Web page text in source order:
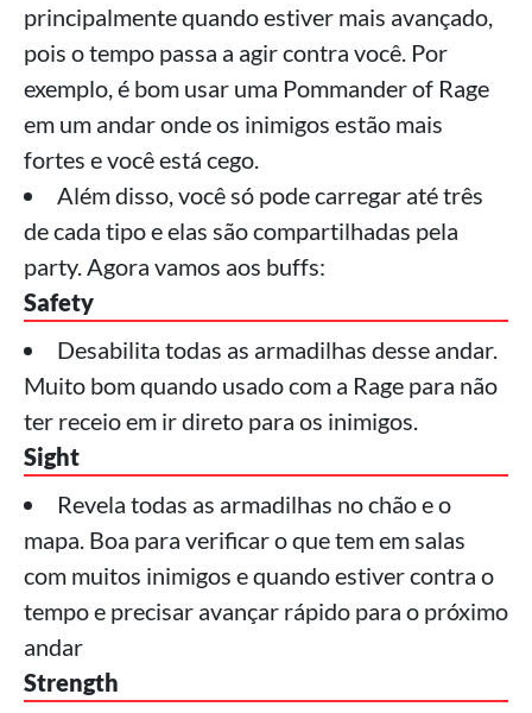
principalmente quando estiver mais avançado,
pois o tempo passa a agir contra você. Por
exemplo, é bom usar uma Pommander of Rage
em um andar onde os inimigos estão mais
fortes e você está cego.
Além disso, você só pode carregar até três
de cada tipo e elas são compartilhadas pela
party. Agora vamos aos buffs:
Safety
Desabilita todas as armadilhas desse andar.
Muito bom quando usado com a Rage para não
ter receio em ir direto para os inimigos.
Sight
Revela todas as armadilhas no chão e o
mapa. Boa para verificar o que tem em salas
com muitos inimigos e quando estiver contra o
tempo e precisar avançar rápido para o próximo
andar
Strength